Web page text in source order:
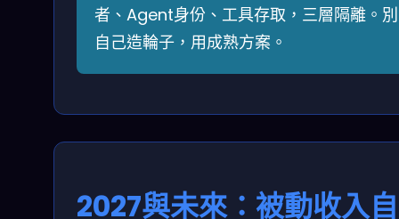
者、Agent身份、工具存取，三層隔離。別
自己造輪子，用成熟方案。
2027與未來：被動收入